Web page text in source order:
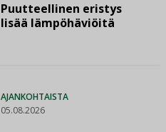
Puutteellinen eristys
lisää lämpöhäviöitä
AJANKOHTAISTA
05.08.2026